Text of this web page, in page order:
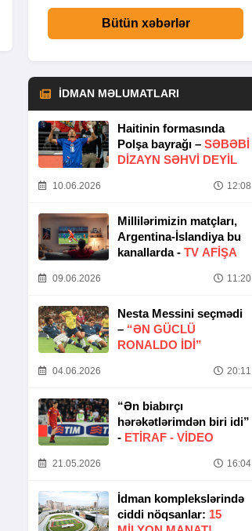
Bütün xəbərlər
İDMAN MƏLUMATLARI
Haitinin formasında
Polşa bayrağı – SƏBƏBI
DIZAYN SƏHVI DEYIL
10.06.2026 12:08
Millilərimizin matçları,
Argentina-İslandiya bu
kanallarda - TV AFİŞA
09.06.2026 11:20
Nesta Messini seçmədi
– “ƏN GÜCLÜ
RONALDO IDI”
04.06.2026 20:11
“Ən biabırçı
hərəkətlərimdən biri idi”
- ETIRAF - VİDEO
21.05.2026 16:04
İdman komplekslərində
ciddi nöqsanlar: 15